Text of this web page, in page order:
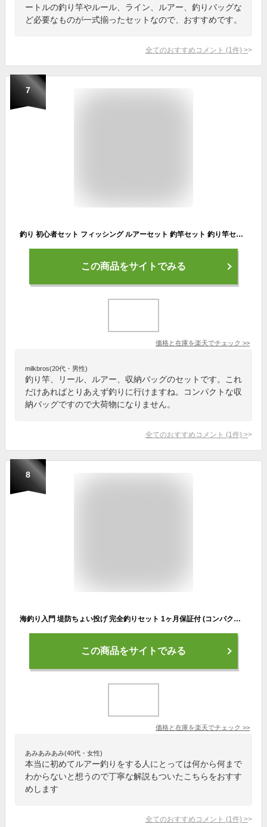
ートルの釣り竿やルール、ライン、ルアー、釣りバッグな
ど必要なものが一式揃ったセットなので、おすすめです。
全てのおすすめコメント (1 件) >
7
釣り 初心者セット フィッシング ルアーセット 釣竿セット 釣り竿セット 子供 スピニングリール 海釣り 投げ釣り (管理S) 送料無料 |
この商品をサイトでみる
価格と在庫を楽天でチェック >>
milkbros(20代・男性)
釣り竿、リール、ルアー、収納バッグのセットです。これ
だけあればとりあえず釣りに行けますね。コンパクトな収
納バッグですので大荷物になりません。
全てのおすすめコメント (1 件) >
8
海釣り入門 堤防ちょい投げ 完全釣りセット 1ヶ月保証付 (コンパクトロッド+リール/ちょい投げ仕掛け/疑似餌 他 ちょい投げ釣り 全6点セット) | 釣り竿 子供用 女性 釣竿 釣りセット ルアー 水汲みバケツ
この商品をサイトでみる
価格と在庫を楽天でチェック >>
あみあみあみ(40代・女性)
本当に初めてルアー釣りをする人にとっては何から何まで
わからないと想うので丁寧な解説もついたこちらをおすす
めします
全てのおすすめコメント (1 件) >